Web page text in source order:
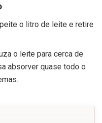
o litro de leite e retire
o leite para cerca de
absorver quase todo o